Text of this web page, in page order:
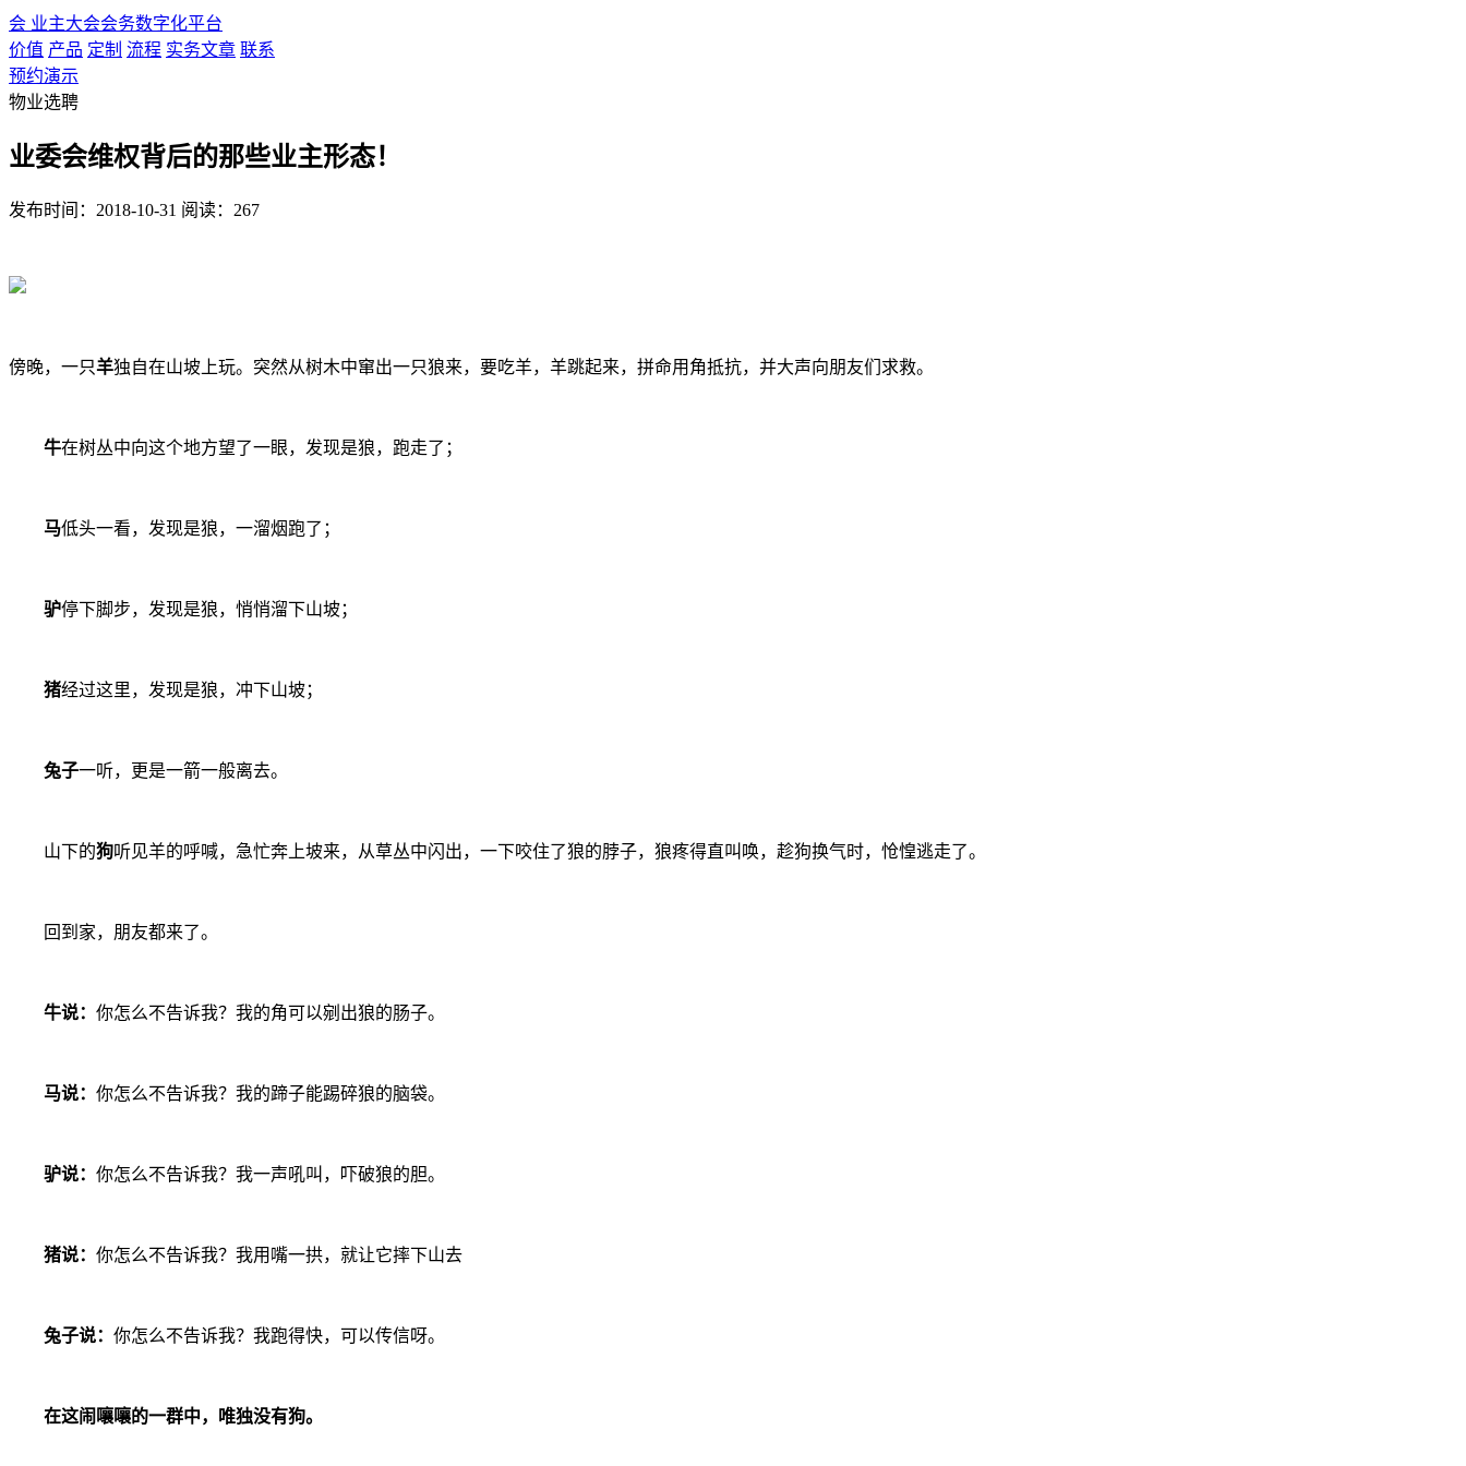
会 业主大会会务数字化平台
价值 产品 定制 流程 实务文章 联系
预约演示
物业选聘
业委会维权背后的那些业主形态！
发布时间：2018-10-31 阅读：267
傍晚，一只羊独自在山坡上玩。突然从树木中窜出一只狼来，要吃羊，羊跳起来，拼命用角抵抗，并大声向朋友们求救。
牛在树丛中向这个地方望了一眼，发现是狼，跑走了；
马低头一看，发现是狼，一溜烟跑了；
驴停下脚步，发现是狼，悄悄溜下山坡；
猪经过这里，发现是狼，冲下山坡；
兔子一听，更是一箭一般离去。
山下的狗听见羊的呼喊，急忙奔上坡来，从草丛中闪出，一下咬住了狼的脖子，狼疼得直叫唤，趁狗换气时，怆惶逃走了。
回到家，朋友都来了。
牛说： 你怎么不告诉我？我的角可以剜出狼的肠子。
马说： 你怎么不告诉我？我的蹄子能踢碎狼的脑袋。
驴说： 你怎么不告诉我？我一声吼叫，吓破狼的胆。
猪说： 你怎么不告诉我？我用嘴一拱，就让它摔下山去
兔子说： 你怎么不告诉我？我跑得快，可以传信呀。
在这闹嚷嚷的一群中，唯独没有狗。